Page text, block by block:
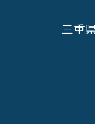
三重